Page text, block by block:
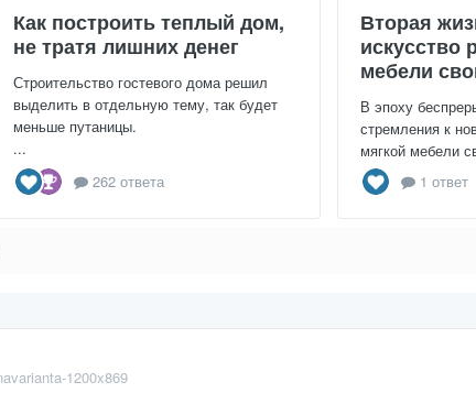
Как построить теплый дом,
не тратя лишних денег
Строительство гостевого дома решил
выделить в отдельную тему, так будет
меньше путаницы.
...
262 ответа
Вторая
искусство
мебели
В эпоху
стремления к
мягкой мебели
1 ответ
1200x869